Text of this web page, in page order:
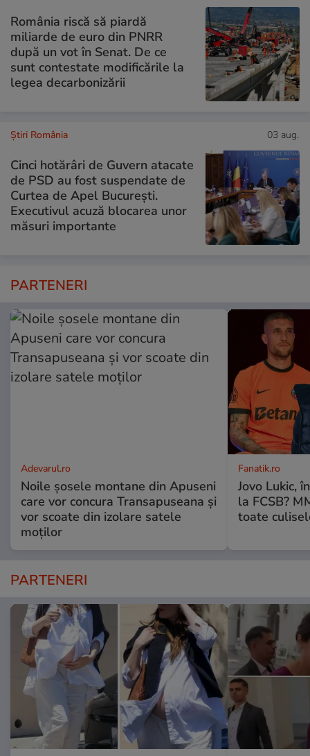
România riscă să piardă
miliarde de euro din PNRR
după un vot în Senat. De ce
sunt contestate modificările la
legea decarbonizării
Știri România 03 aug.
Cinci hotărâri de Guvern atacate
de PSD au fost suspendate de
Curtea de Apel București.
Executivul acuză blocarea unor
măsuri importante
PARTENERI
Adevarul.ro
Noile șosele montane din Apuseni
care vor concura Transapuseana și
vor scoate din izolare satele
moților
Fanatik.ro
Jovo Lukic,
la FCSB?
toate
PARTENERI